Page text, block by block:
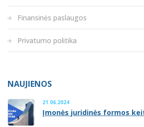
Finansinės paslaugos
Privatumo politika
NAUJIENOS
21.06.2024
Įmonės juridinės formos